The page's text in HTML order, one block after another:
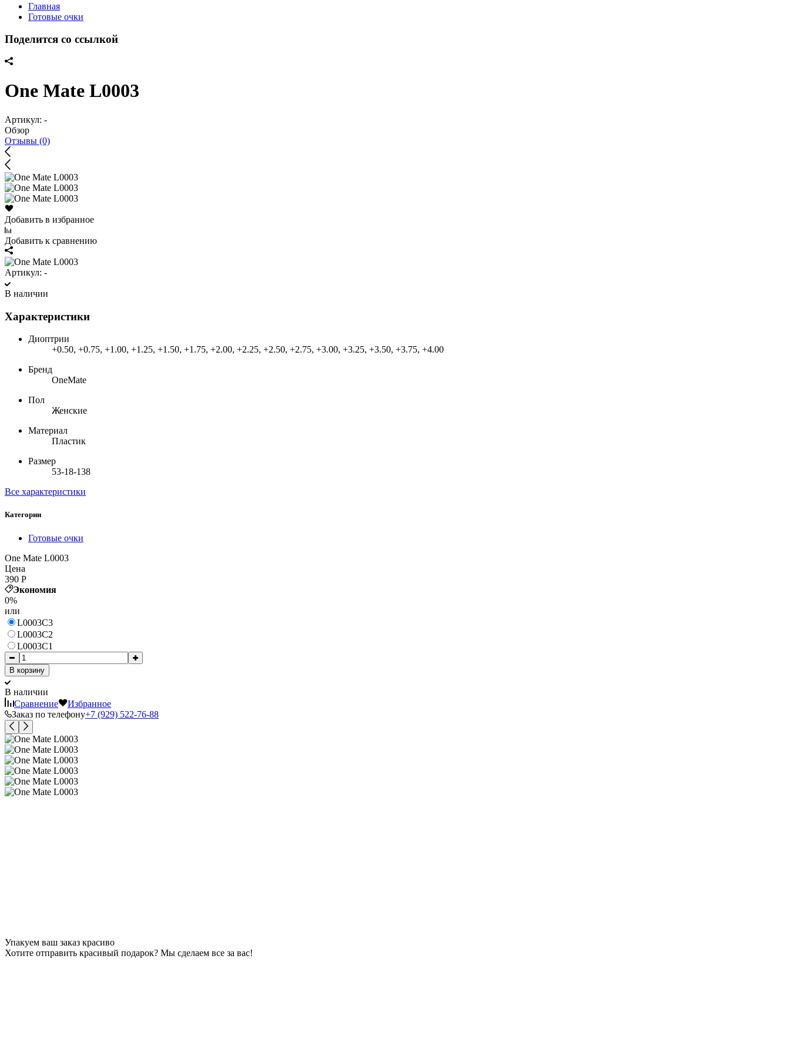
Главная
Готовые очки
Поделится со ссылкой
One Mate L0003
Артикул: -
Обзор
Отзывы (0)
Добавить в избранное
Добавить к сравнению
Артикул: -
В наличии
Характеристики
Диоптрии
+0.50, +0.75, +1.00, +1.25, +1.50, +1.75, +2.00, +2.25, +2.50, +2.75, +3.00, +3.25, +3.50, +3.75, +4.00
Бренд
OneMate
Пол
Женские
Материал
Пластик
Размер
53-18-138
Все характеристики
Категории
Готовые очки
One Mate L0003
Цена
390 Р
Экономия
0%
или
L0003C3
L0003C2
L0003C1
В корзину
В наличии
Сравнение
Избранное
Заказ по телефону+7 (929) 522-76-88
Упакуем ваш заказ красиво
Хотите отправить красивый подарок? Мы сделаем все за вас!